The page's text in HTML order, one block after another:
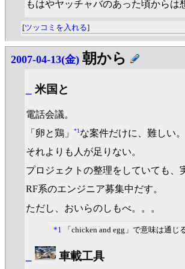
もはやヤッチャバのあった頃からは
[ツッコミを入れる]
2007-04-13(金) 朝から
米国と
電話会議。
「卵と鶏」
*1 な案件だけに、難しい。
それよりも人が足りない。
プロジェクトの整理をしていても、
RF系のエンジニア募集中だす。
ただし、おいらのしもべ。。。
*1 「chicken and egg」で意味は通じ
車載工具